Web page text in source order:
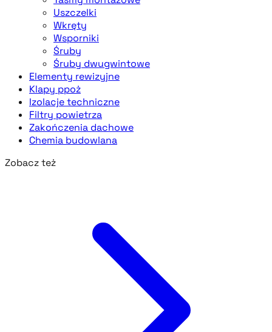
Uszczelki
Wkręty
Wsporniki
Śruby
Śruby dwugwintowe
Elementy rewizyjne
Klapy ppoż
Izolacje techniczne
Filtry powietrza
Zakończenia dachowe
Chemia budowlana
Zobacz też